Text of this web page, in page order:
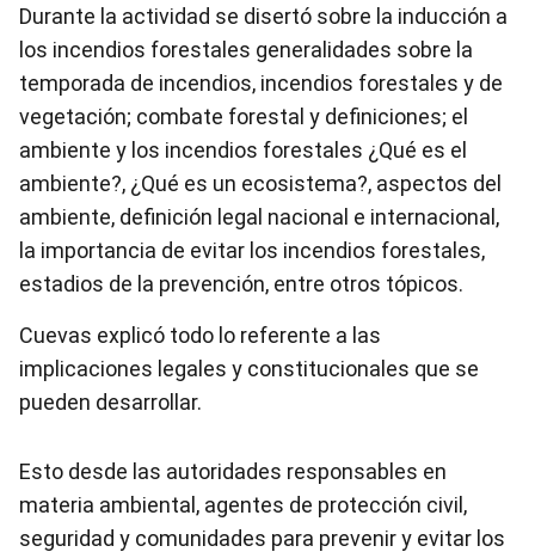
Durante la actividad se disertó sobre la inducción a
los incendios forestales generalidades sobre la
temporada de incendios, incendios forestales y de
vegetación; combate forestal y definiciones; el
ambiente y los incendios forestales ¿Qué es el
ambiente?, ¿Qué es un ecosistema?, aspectos del
ambiente, definición legal nacional e internacional,
la importancia de evitar los incendios forestales,
estadios de la prevención, entre otros tópicos.
Cuevas explicó todo lo referente a las
implicaciones legales y constitucionales que se
pueden desarrollar.
Esto desde las autoridades responsables en
materia ambiental, agentes de protección civil,
seguridad y comunidades para prevenir y evitar los